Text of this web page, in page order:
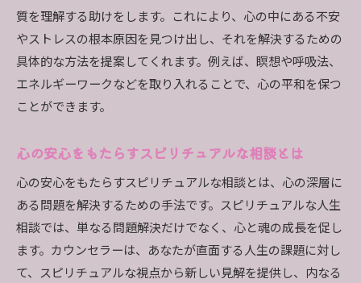
質を理解する助けをします。これにより、心の中にある不安
やストレスの根本原因を見つけ出し、それを解決するための
具体的な方法を提案してくれます。例えば、瞑想や呼吸法、
エネルギーワークなどを取り入れることで、心の平和を保つ
ことができます。
心の安心をもたらすスピリチュアルな相談とは
心の安心をもたらすスピリチュアルな相談とは、心の深層に
ある問題を解決するための手法です。スピリチュアルな人生
相談では、単なる問題解決だけでなく、心と魂の成長を促し
ます。カウンセラーは、あなたが直面する人生の課題に対し
て、スピリチュアルな視点から新しい見解を提供し、内なる